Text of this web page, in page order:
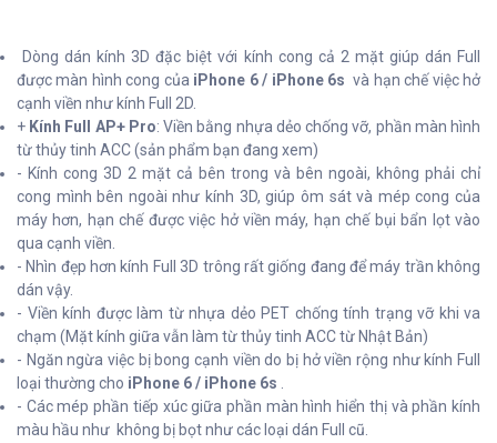
Dòng dán kính 3D đặc biệt với kính cong cả 2 mặt giúp dán Full
được màn hình cong của iPhone 6 / iPhone 6s và hạn chế việc hở
cạnh viền như kính Full 2D.
+ Kính Full AP+ Pro: Viền bằng nhựa dẻo chống vỡ, phần màn hình
từ thủy tinh ACC (sản phẩm bạn đang xem)
- Kính cong 3D 2 mặt cả bên trong và bên ngoài, không phải chỉ
cong mình bên ngoài như kính 3D, giúp ôm sát và mép cong của
máy hơn, hạn chế được việc hở viền máy, hạn chế bụi bẩn lọt vào
qua cạnh viền.
- Nhìn đẹp hơn kính Full 3D trông rất giống đang để máy trần không
dán vậy.
- Viền kính được làm từ nhựa dẻo PET chống tính trạng vỡ khi va
chạm (Mặt kính giữa vẫn làm từ thủy tinh ACC từ Nhật Bản)
- Ngăn ngừa việc bị bong cạnh viền do bị hở viền rộng như kính Full
loại thường cho iPhone 6 / iPhone 6s .
- Các mép phần tiếp xúc giữa phần màn hình hiển thị và phần kính
màu hầu như không bị bọt như các loại dán Full cũ.